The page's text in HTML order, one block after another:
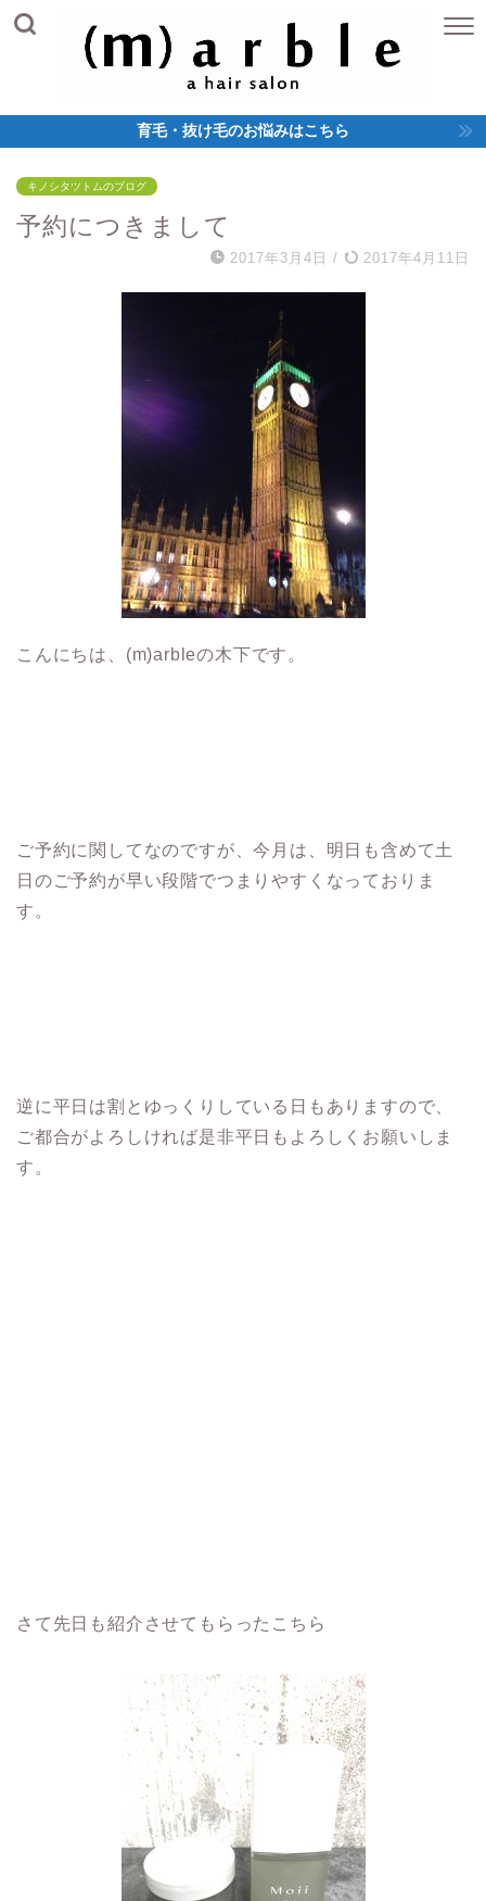
育毛・抜け毛のお悩みはこちら
キノシタツトムのブログ
予約につきまして
2017年3月4日 / 2017年4月11日
こんにちは、(m)arbleの木下です。
ご予約に関してなのですが、今月は、明日も含めて土
日のご予約が早い段階でつまりやすくなっておりま
す。
逆に平日は割とゆっくりしている日もありますので、
ご都合がよろしければ是非平日もよろしくお願いしま
す。
さて先日も紹介させてもらったこちら